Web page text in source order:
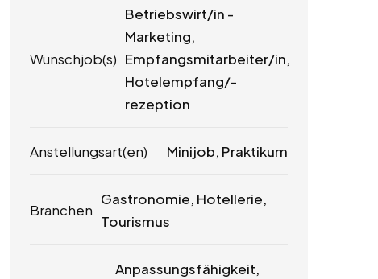
Wunschjob(s)
Betriebswirt/in -
Marketing,
Empfangsmitarbeiter/in,
Hotelempfang/-
rezeption
Anstellungsart(en) Minijob, Praktikum
Branchen
Gastronomie, Hotellerie,
Tourismus
Anpassungsfähigkeit,